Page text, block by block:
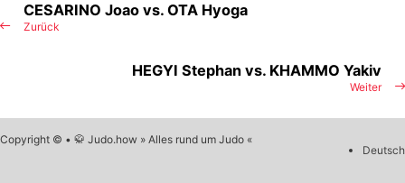
Zurück
CESARINO Joao vs. OTA Hyoga
Weiter
HEGYI Stephan vs. KHAMMO Yakiv
Copyright © • 🥋 Judo.how » Alles rund um Judo «
Deutsch